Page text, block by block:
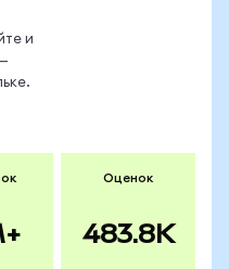
и
Оценок
483.8K